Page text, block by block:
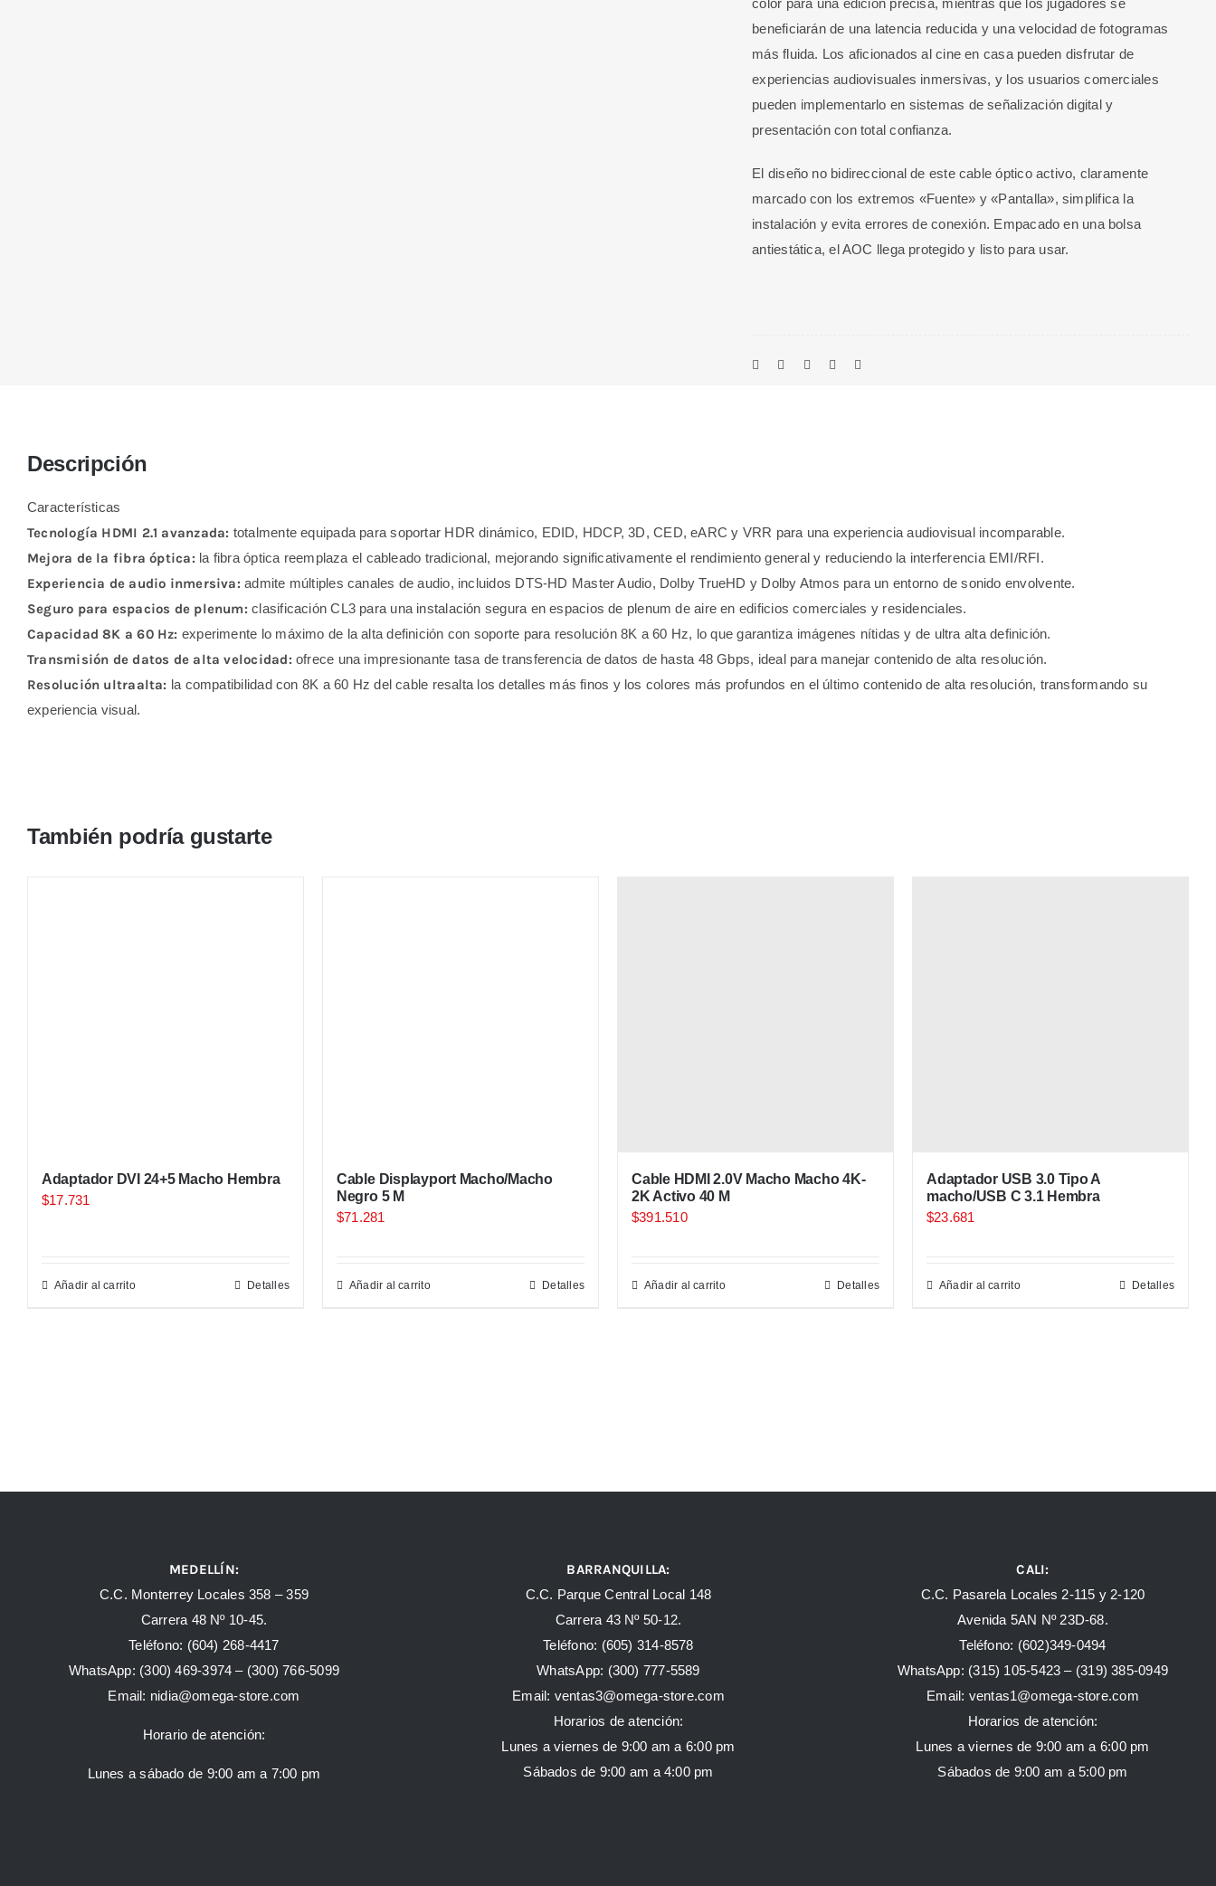
color para una edición precisa, mientras que los jugadores se
beneficiarán de una latencia reducida y una velocidad de fotogramas
más fluida. Los aficionados al cine en casa pueden disfrutar de
experiencias audiovisuales inmersivas, y los usuarios comerciales
pueden implementarlo en sistemas de señalización digital y
presentación con total confianza.
El diseño no bidireccional de este cable óptico activo, claramente
marcado con los extremos «Fuente» y «Pantalla», simplifica la
instalación y evita errores de conexión. Empacado en una bolsa
antiestática, el AOC llega protegido y listo para usar.
Descripción
Características
Tecnología HDMI 2.1 avanzada: totalmente equipada para soportar HDR dinámico, EDID, HDCP, 3D, CED, eARC y VRR para una experiencia audiovisual incomparable.
Mejora de la fibra óptica: la fibra óptica reemplaza el cableado tradicional, mejorando significativamente el rendimiento general y reduciendo la interferencia EMI/RFI.
Experiencia de audio inmersiva: admite múltiples canales de audio, incluidos DTS-HD Master Audio, Dolby TrueHD y Dolby Atmos para un entorno de sonido envolvente.
Seguro para espacios de plenum: clasificación CL3 para una instalación segura en espacios de plenum de aire en edificios comerciales y residenciales.
Capacidad 8K a 60 Hz: experimente lo máximo de la alta definición con soporte para resolución 8K a 60 Hz, lo que garantiza imágenes nítidas y de ultra alta definición.
Transmisión de datos de alta velocidad: ofrece una impresionante tasa de transferencia de datos de hasta 48 Gbps, ideal para manejar contenido de alta resolución.
Resolución ultraalta: la compatibilidad con 8K a 60 Hz del cable resalta los detalles más finos y los colores más profundos en el último contenido de alta resolución, transformando su
experiencia visual.
También podría gustarte
Adaptador DVI 24+5 Macho Hembra
$17.731
Añadir al carrito Detalles
Cable Displayport Macho/Macho
Negro 5 M
$71.281
Añadir al carrito Detalles
Cable HDMI 2.0V Macho Macho 4K-
2K Activo 40 M
$391.510
Añadir al carrito Detalles
Adaptador USB 3.0 Tipo A
macho/USB C 3.1 Hembra
$23.681
Añadir al carrito Detalles
MEDELLÍN:
C.C. Monterrey Locales 358 – 359
Carrera 48 Nº 10-45.
Teléfono: (604) 268-4417
WhatsApp: (300) 469-3974 – (300) 766-5099
Email: nidia@omega-store.com
Horario de atención:
Lunes a sábado de 9:00 am a 7:00 pm
BARRANQUILLA:
C.C. Parque Central Local 148
Carrera 43 Nº 50-12.
Teléfono: (605) 314-8578
WhatsApp: (300) 777-5589
Email: ventas3@omega-store.com
Horarios de atención:
Lunes a viernes de 9:00 am a 6:00 pm
Sábados de 9:00 am a 4:00 pm
CALI:
C.C. Pasarela Locales 2-115 y 2-120
Avenida 5AN Nº 23D-68.
Teléfono: (602)349-0494
WhatsApp: (315) 105-5423 – (319) 385-0949
Email: ventas1@omega-store.com
Horarios de atención:
Lunes a viernes de 9:00 am a 6:00 pm
Sábados de 9:00 am a 5:00 pm